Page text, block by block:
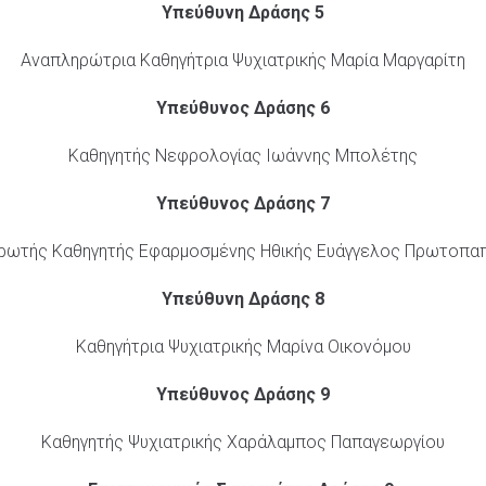
Υπεύθυνη Δράσης 5
Αναπληρώτρια Καθηγήτρια Ψυχιατρικής Μαρία Μαργαρίτη
Υπεύθυνος Δράσης 6
Καθηγητής Νεφρολογίας Ιωάννης Μπολέτης
Υπεύθυνος Δράσης 7
Καθηγητής Εφαρμοσμένης Ηθικής Ευάγγελος
Υπεύθυνη Δράσης 8
Καθηγήτρια Ψυχιατρικής Μαρίνα Οικονόμου
Υπεύθυνος Δράσης 9
Καθηγητής Ψυχιατρικής Χαράλαμπος Παπαγεωργίου